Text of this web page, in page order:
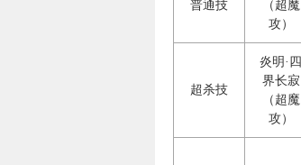
普通技
（超魔
攻）
超杀技
炎明·四
界长寂
（超魔
攻）